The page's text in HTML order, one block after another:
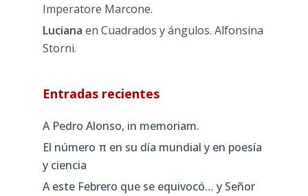
Imperatore Marcone.
Luciana en Cuadrados y ángulos. Alfonsina
Storni.
Entradas recientes
A Pedro Alonso, in memoriam.
El número π en su día mundial y en poesía
y ciencia
A este Febrero que se equivocó… y Señor